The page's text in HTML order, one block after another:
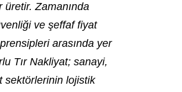
Zamanında
ve şeffaf fiyat
arasında yer
Tır Nakliyat; sanayi,
sektörlerinin lojistik